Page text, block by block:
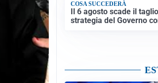
COSA SUCCEDERÀ
Il 6 agosto scade il
strategia del Governo